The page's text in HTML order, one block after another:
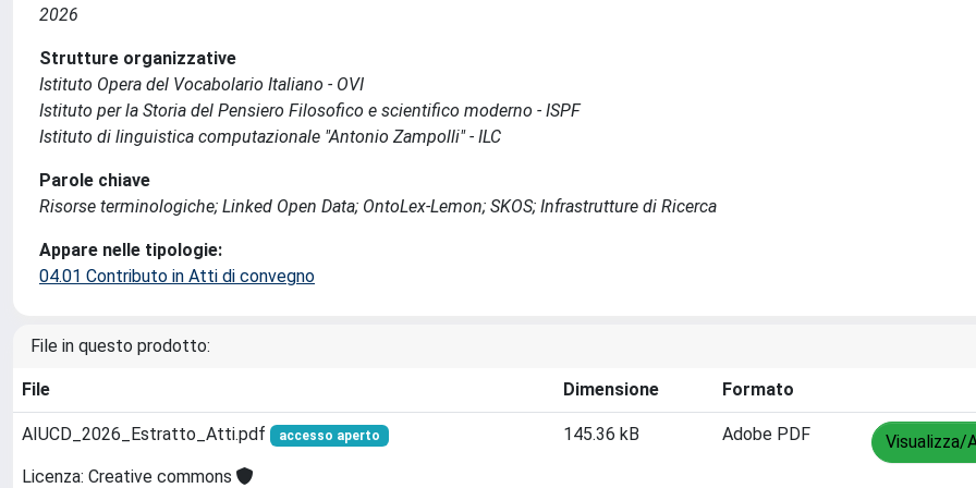
2026
Strutture organizzative
Istituto Opera del Vocabolario Italiano - OVI
Istituto per la Storia del Pensiero Filosofico e scientifico moderno - ISPF
Istituto di linguistica computazionale "Antonio Zampolli" - ILC
Parole chiave
Risorse terminologiche; Linked Open Data; OntoLex-Lemon; SKOS; Infrastrutture di Ricerca
Appare nelle tipologie:
04.01 Contributo in Atti di convegno
File in questo prodotto:
File Dimensione Formato
AIUCD_2026_Estratto_Atti.pdf accesso aperto
Licenza: Creative commons
145.36 kB Adobe PDF Visualizza/